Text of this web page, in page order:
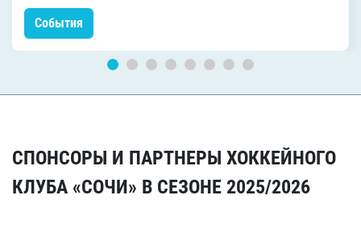
События
СПОНСОРЫ И ПАРТНЕРЫ ХОККЕЙНОГО
КЛУБА «СОЧИ» В СЕЗОНЕ 2025/2026